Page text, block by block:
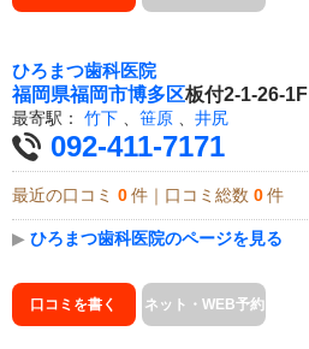
ひろまつ歯科医院
福岡県福岡市博多区板付2-1-26-1F
最寄駅： 竹下 笹原 井尻
092-411-7171
最近の口コミ 0 件｜口コミ総数 0 件
▶ ひろまつ歯科医院のページを見る
口コミを書く ネット・WEB予約